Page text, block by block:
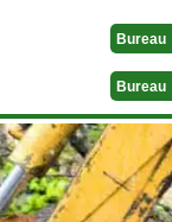
Bureau
Bureau